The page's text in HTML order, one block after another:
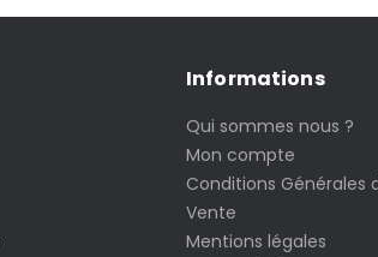
Informations
Qui sommes nous ?
Mon compte
Conditions Générales
Vente
Mentions légales